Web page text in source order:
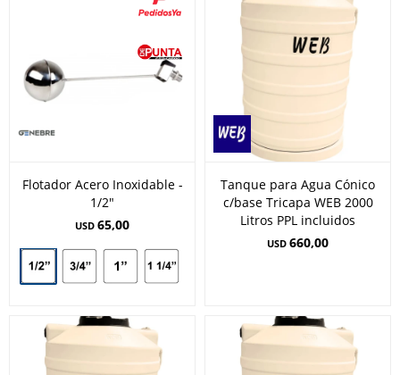
Flotador Acero Inoxidable -
1/2"
USD 65,00
Tanque para Agua Cónico
c/base Tricapa WEB 2000
Litros PPL incluidos
USD 660,00